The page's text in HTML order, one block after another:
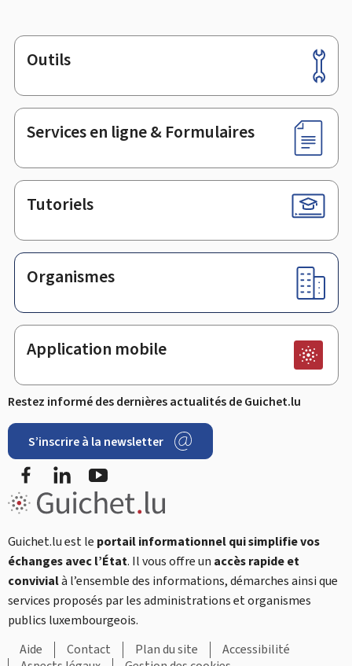
Pied
de
page
Outils
Services en ligne & Formulaires
Tutoriels
Organismes
Application mobile
Restez informé des dernières actualités de Guichet.lu
S’inscrire à la newsletter
FacebookLinkedIn
Guichet.lu est le portail informationnel qui simplifie vos
échanges avec l’État. Il vous offre un accès rapide et
convivialà l’ensemble des informations, démarches ainsi que
services proposés par les administrations et organismes
publics luxembourgeois.
Aide
Contact Plan du site
Accessibilité